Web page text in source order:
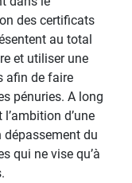
des certificats
au total
et utiliser une
afin de faire
pénuries. A long
d’une
dépassement du
qui ne vise qu’à